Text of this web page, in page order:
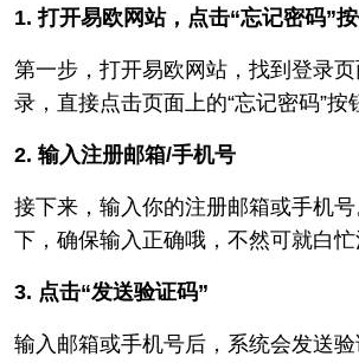
1. 打开易欧网站，点击“忘记密码”
第一步，打开易欧网站，找到登录
录，直接点击页面上的“忘记密码”按
2. 输入注册邮箱/手机号
接下来，输入你的注册邮箱或手机
下，确保输入正确哦，不然可就白忙
3. 点击“发送验证码”
输入邮箱或手机号后，系统会发送